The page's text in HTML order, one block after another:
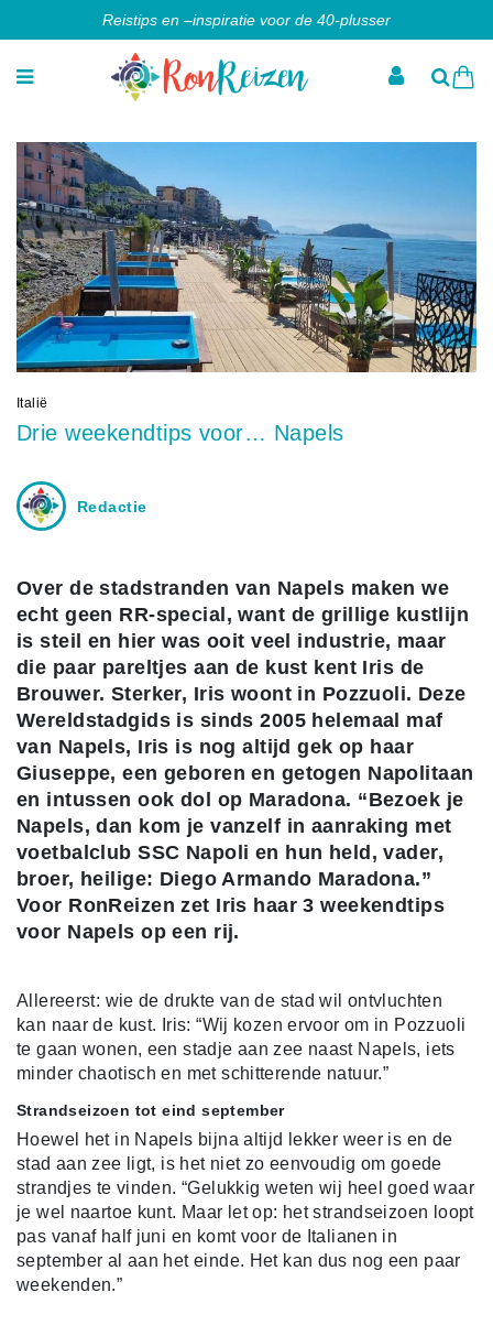
Reistips en –inspiratie voor de 40-plusser
Italië
Drie weekendtips voor… Napels
Redactie
Over de stadstranden van Napels maken we
echt geen RR-special, want de grillige kustlijn
is steil en hier was ooit veel industrie, maar
die paar pareltjes aan de kust kent Iris de
Brouwer. Sterker, Iris woont in Pozzuoli. Deze
Wereldstadgids is sinds 2005 helemaal maf
van Napels, Iris is nog altijd gek op haar
Giuseppe, een geboren en getogen Napolitaan
en intussen ook dol op Maradona. “Bezoek je
Napels, dan kom je vanzelf in aanraking met
voetbalclub SSC Napoli en hun held, vader,
broer, heilige: Diego Armando Maradona.”
Voor RonReizen zet Iris haar 3 weekendtips
voor Napels op een rij.
Allereerst: wie de drukte van de stad wil ontvluchten
kan naar de kust. Iris: “Wij kozen ervoor om in Pozzuoli
te gaan wonen, een stadje aan zee naast Napels, iets
minder chaotisch en met schitterende natuur.”
Strandseizoen tot eind september
Hoewel het in Napels bijna altijd lekker weer is en de
stad aan zee ligt, is het niet zo eenvoudig om goede
strandjes te vinden. “Gelukkig weten wij heel goed waar
je wel naartoe kunt. Maar let op: het strandseizoen loopt
pas vanaf half juni en komt voor de Italianen in
september al aan het einde. Het kan dus nog een paar
weekenden.”